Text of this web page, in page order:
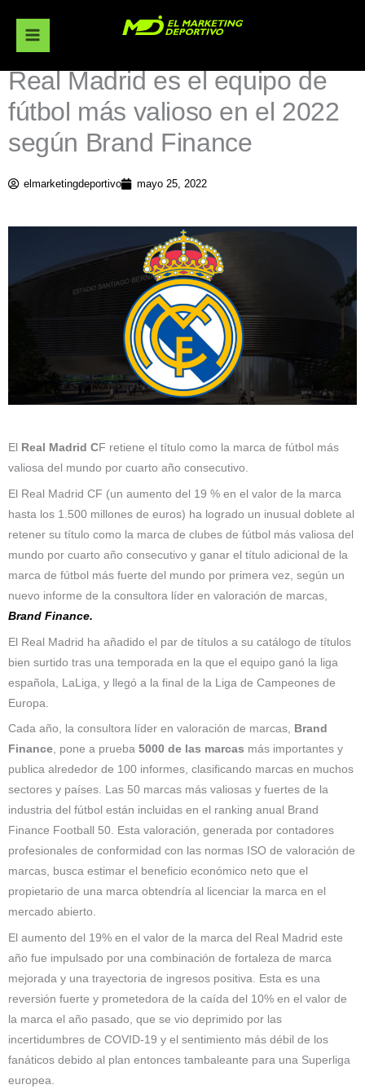
contenido
Real Madrid es el equipo de
fútbol más valioso en el 2022
según Brand Finance
elmarketingdeportivo mayo 25, 2022
El Real Madrid CF retiene el título como la marca de fútbol más
valiosa del mundo por cuarto año consecutivo.
El Real Madrid CF (un aumento del 19 % en el valor de la marca
hasta los 1.500 millones de euros) ha logrado un inusual doblete al
retener su título como la marca de clubes de fútbol más valiosa del
mundo por cuarto año consecutivo y ganar el título adicional de la
marca de fútbol más fuerte del mundo por primera vez, según un
nuevo informe de la consultora líder en valoración de marcas,
Brand Finance.
El Real Madrid ha añadido el par de títulos a su catálogo de títulos
bien surtido tras una temporada en la que el equipo ganó la liga
española, LaLiga, y llegó a la final de la Liga de Campeones de
Europa.
Cada año, la consultora líder en valoración de marcas, Brand
Finance, pone a prueba 5000 de las marcas más importantes y
publica alrededor de 100 informes, clasificando marcas en muchos
sectores y países. Las 50 marcas más valiosas y fuertes de la
industria del fútbol están incluidas en el ranking anual Brand
Finance Football 50. Esta valoración, generada por contadores
profesionales de conformidad con las normas ISO de valoración de
marcas, busca estimar el beneficio económico neto que el
propietario de una marca obtendría al licenciar la marca en el
mercado abierto.
El aumento del 19% en el valor de la marca del Real Madrid este
año fue impulsado por una combinación de fortaleza de marca
mejorada y una trayectoria de ingresos positiva. Esta es una
reversión fuerte y prometedora de la caída del 10% en el valor de
la marca el año pasado, que se vio deprimido por las
incertidumbres de COVID-19 y el sentimiento más débil de los
fanáticos debido al plan entonces tambaleante para una Superliga
europea.